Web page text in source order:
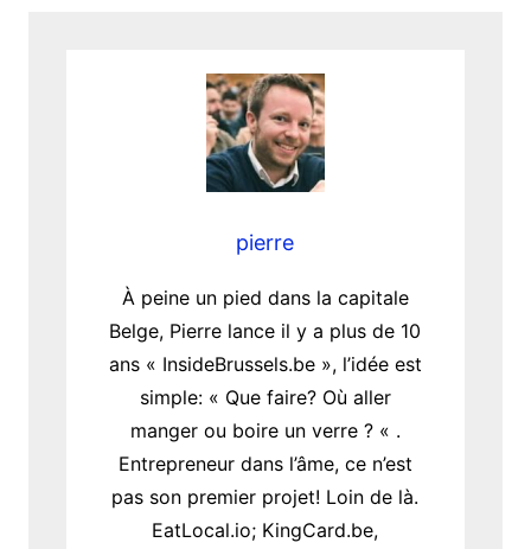
pierre
À peine un pied dans la capitale
Belge, Pierre lance il y a plus de 10
ans « InsideBrussels.be », l’idée est
simple: « Que faire? Où aller
manger ou boire un verre ? « .
Entrepreneur dans l’âme, ce n’est
pas son premier projet! Loin de là.
EatLocal.io; KingCard.be,